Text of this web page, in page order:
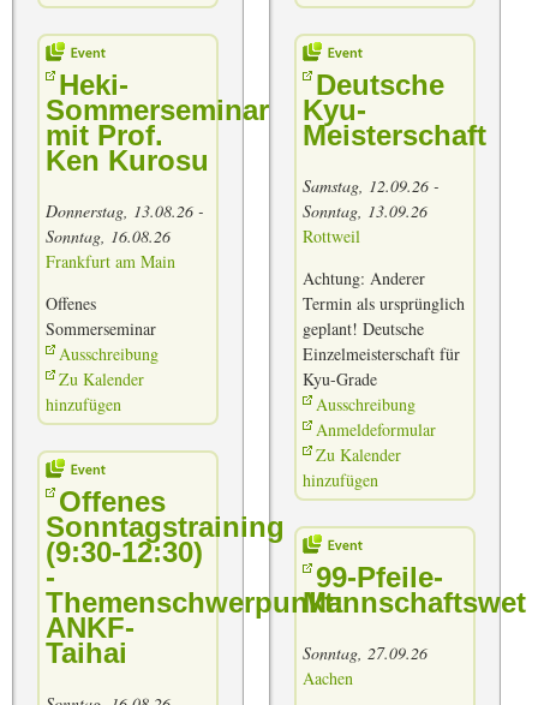
Heki-
Sommerseminar
mit Prof.
Ken Kurosu
Donnerstag, 13.08.26 -
Sonntag, 16.08.26
Frankfurt am Main
Offenes
Sommerseminar
Ausschreibung
Zu Kalender
hinzufügen
Offenes
Sonntagstraining
(9:30-12:30)
-
Themenschwerpunkt:
ANKF-
Taihai
Deutsche
Kyu-
Meisterschaft
Samstag, 12.09.26 -
Sonntag, 13.09.26
Rottweil
Achtung: Anderer
Termin als ursprünglich
geplant! Deutsche
Einzelmeisterschaft für
Kyu-Grade
Ausschreibung
Anmeldeformular
Zu Kalender
hinzufügen
99-Pfeile-
Sonntag, 27.09.26
Aachen